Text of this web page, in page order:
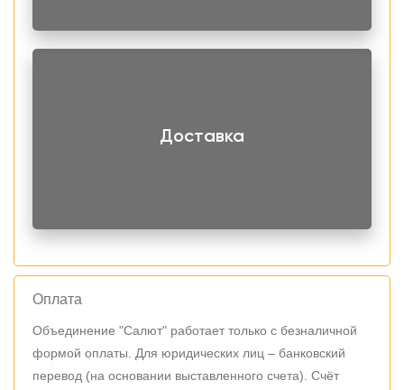
Доставка
Оплата
Объединение "Салют" работает только с безналичной
формой оплаты. Для юридических лиц – банковский
перевод (на основании выставленного счета). Счёт